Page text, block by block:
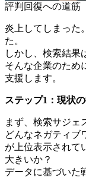
評判回復への道筋
炎上してしまった
た。
しかし、検索結果
そんな企業のため
支援します。
ステップ1：現状
まず、検索サジェ
どんなネガティブ
が上位表示されて
大きいか？
データに基づいた